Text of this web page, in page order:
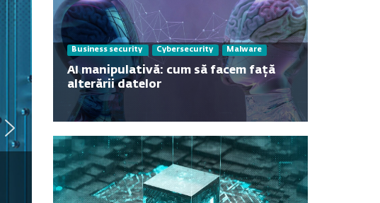
Multimedia
Despre
noi
Contact
Business security Cybersecurity Malware
AI manipulativă: cum să facem față
alterării datelor